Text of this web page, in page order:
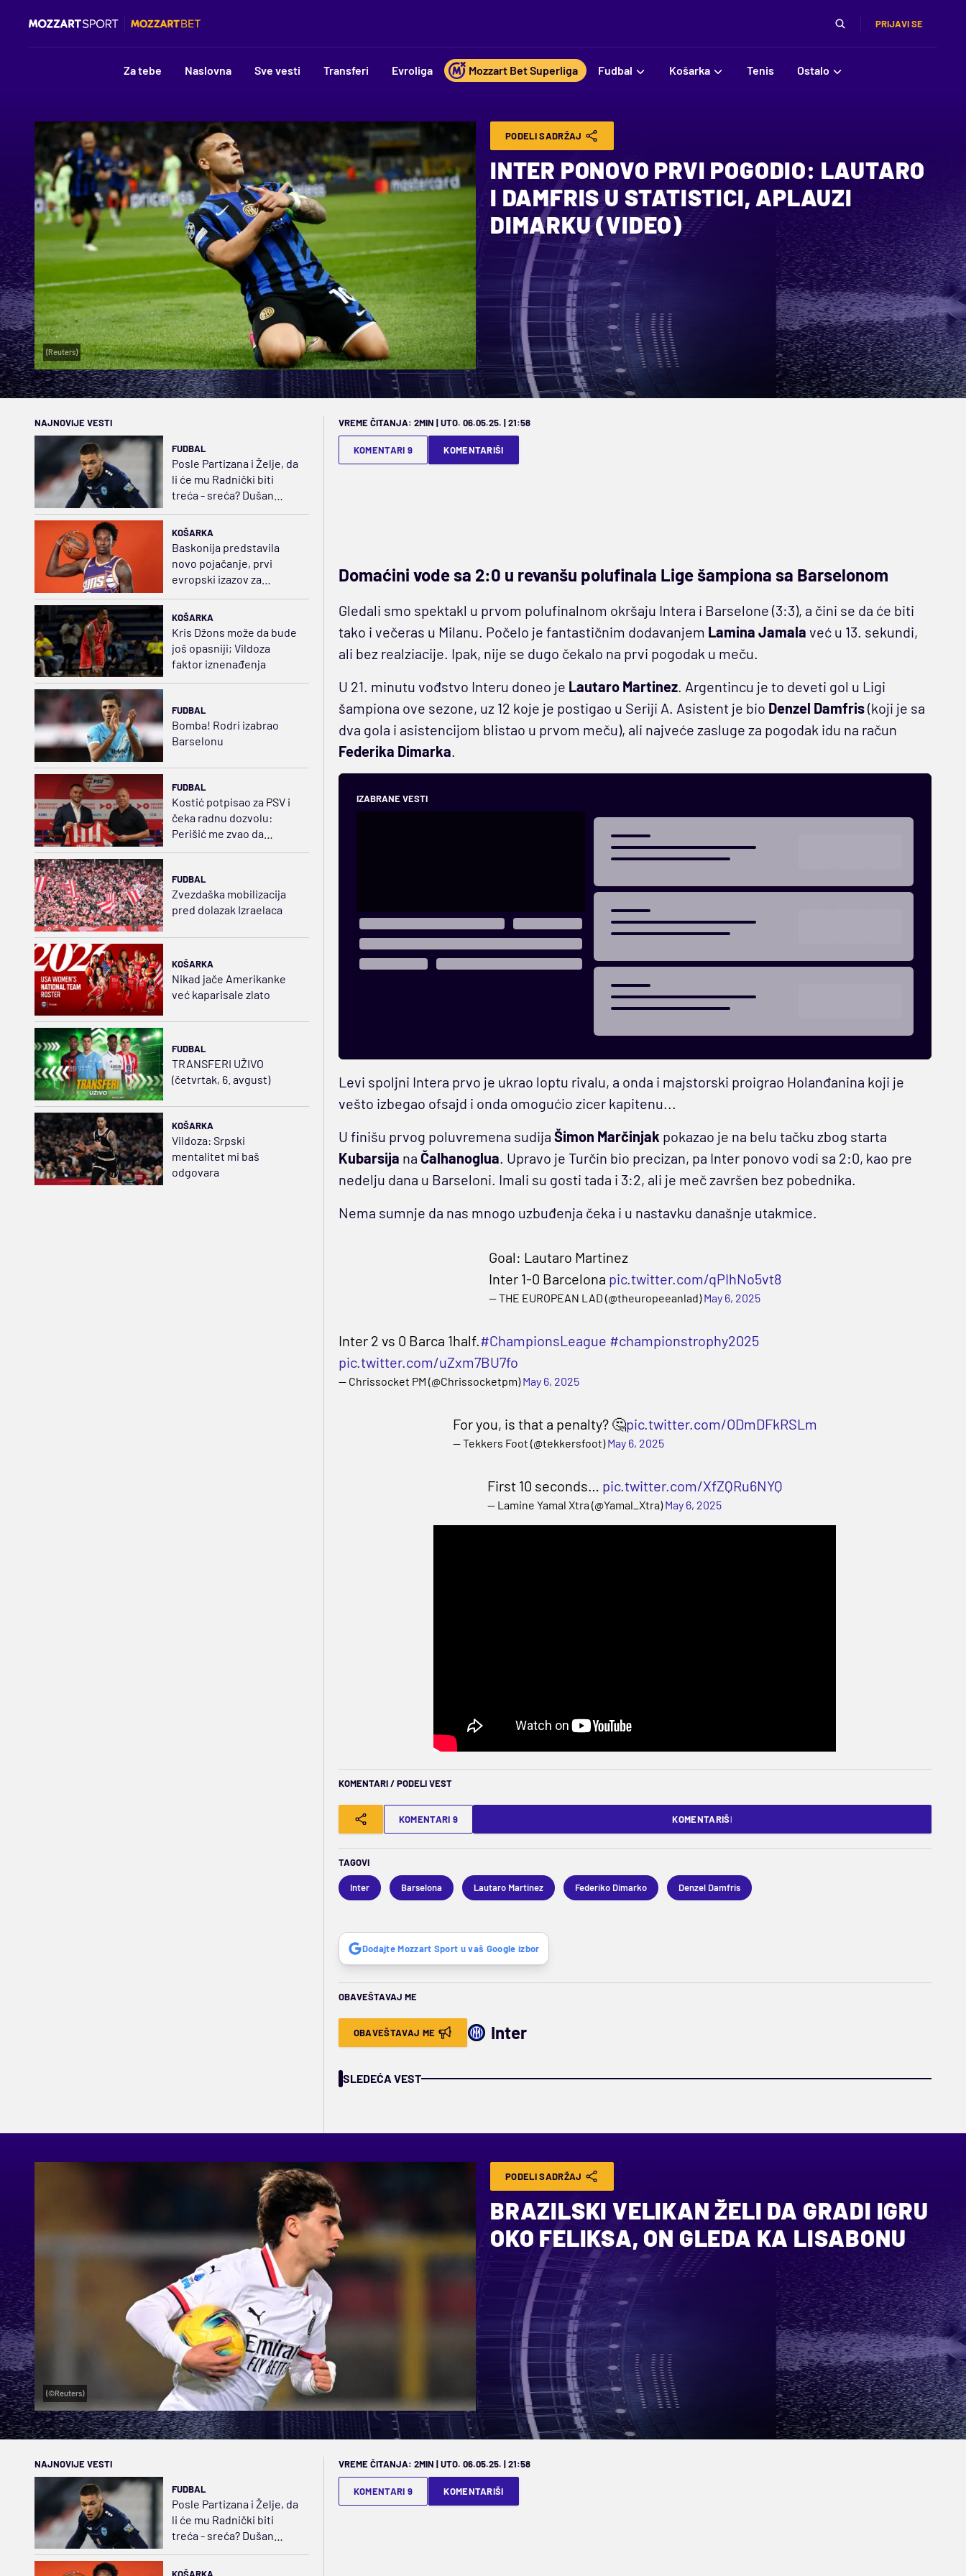
PRIJAVI SE
Za tebe Naslovna Sve vesti Transferi Evroliga Mozzart Bet Superliga Fudbal Košarka Tenis Ostalo
(Reuters)
PODELI SADRŽAJ
INTER PONOVO PRVI POGODIO: LAUTARO
I DAMFRIS U STATISTICI, APLAUZI
DIMARKU (VIDEO)
NAJNOVIJE VESTI
FUDBAL
Posle Partizana i Želje, da
li će mu Radnički biti
treća - sreća? Dušan
KOŠARKA
Baskonija predstavila
novo pojačanje, prvi
evropski izazov za
KOŠARKA
Kris Džons može da bude
još opasniji; Vildoza
faktor iznenađenja
FUDBAL
Bomba! Rodri izabrao
Barselonu
FUDBAL
Kostić potpisao za PSV i
čeka radnu dozvolu:
Perišić me zvao da
FUDBAL
Zvezdaška mobilizacija
pred dolazak Izraelaca
KOŠARKA
Nikad jače Amerikanke
već kaparisale zlato
FUDBAL
TRANSFERI UŽIVO
(četvrtak, 6. avgust)
KOŠARKA
Vildoza: Srpski
mentalitet mi baš
odgovara
VREME ČITANJA: 2MIN | UTO. 06.05.25. | 21:58
KOMENTARI 9 KOMENTARIŠI
Domaćini vode sa 2:0 u revanšu polufinala Lige šampiona sa Barselonom
Gledali smo spektakl u prvom polufinalnom okršaju Intera i Barselone (3:3), a čini se da će biti
tako i večeras u Milanu. Počelo je fantastičnim dodavanjem Lamina Jamala već u 13. sekundi,
ali bez realziacije. Ipak, nije se dugo čekalo na prvi pogodak u meču.
U 21. minutu vođstvo Interu doneo je Lautaro Martinez. Argentincu je to deveti gol u Ligi
šampiona ove sezone, uz 12 koje je postigao u Seriji A. Asistent je bio Denzel Damfris(koji je sa
dva gola i asistencijom blistao u prvom meču), ali najveće zasluge za pogodak idu na račun
Federika Dimarka.
IZABRANE VESTI
Levi spoljni Intera prvo je ukrao loptu rivalu, a onda i majstorski proigrao Holanđanina koji je
vešto izbegao ofsajd i onda omogućio zicer kapitenu...
U finišu prvog poluvremena sudija Šimon Marčinjak pokazao je na belu tačku zbog starta
Kubarsija na Čalhanoglua. Upravo je Turčin bio precizan, pa Inter ponovo vodi sa 2:0, kao pre
nedelju dana u Barseloni. Imali su gosti tada i 3:2, ali je meč završen bez pobednika.
Nema sumnje da nas mnogo uzbuđenja čeka i u nastavku današnje utakmice.
Goal: Lautaro Martinez
Inter 1-0 Barcelona pic.twitter.com/qPIhNo5vt8
— THE EUROPEAN LAD (@theuropeeanlad)May 6, 2025
Inter 2 vs 0 Barca 1half.#ChampionsLeague #championstrophy2025
pic.twitter.com/uZxm7BU7fo
— Chrissocket PM (@Chrissocketpm)May 6, 2025
For you, is that a penalty? 🤔pic.twitter.com/ODmDFkRSLm
— Tekkers Foot (@tekkersfoot)May 6, 2025
First 10 seconds… pic.twitter.com/XfZQRu6NYQ
— Lamine Yamal Xtra (@Yamal_Xtra)May 6, 2025
KOMENTARI / PODELI VEST
KOMENTARI 9 KOMENTARIŠI
TAGOVI
Inter Barselona Lautaro Martinez Federiko Dimarko Denzel Damfris
Dodajte Mozzart Sport u vaš Google izbor
OBAVEŠTAVAJ ME
OBAVEŠTAVAJ ME Inter
SLEDEĆA VEST
(©Reuters)
PODELI SADRŽAJ
BRAZILSKI VELIKAN ŽELI DA GRADI IGRU
OKO FELIKSA, ON GLEDA KA LISABONU
NAJNOVIJE VESTI
FUDBAL
Posle Partizana i Želje, da
li će mu Radnički biti
treća - sreća? Dušan
Jovanović stiže u Niš
KOŠARKA
VREME ČITANJA: 2MIN | UTO. 06.05.25. | 21:58
KOMENTARI 9 KOMENTARIŠI